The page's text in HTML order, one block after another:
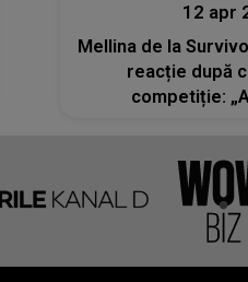
12 apr
Mellina de la
reacție după
competiție: